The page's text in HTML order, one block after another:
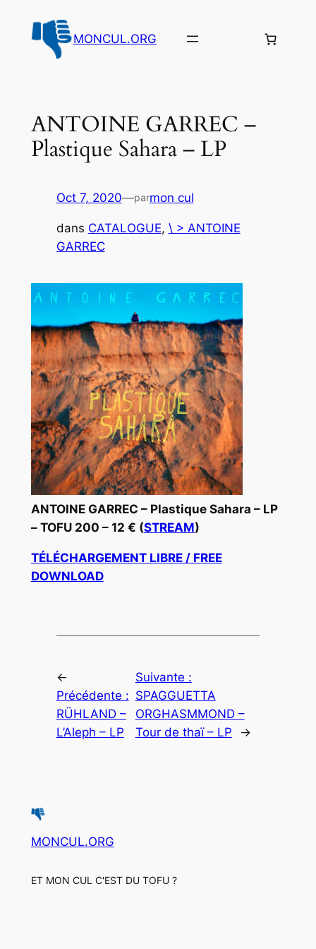
contenu
MONCUL.ORG
ANTOINE GARREC –
Plastique Sahara – LP
Oct 7, 2020—parmon cul
dans CATALOGUE, \ > ANTOINE
GARREC
ANTOINE GARREC – Plastique Sahara – LP
– TOFU 200 – 12 € (STREAM)
TÉLÉCHARGEMENT LIBRE / FREE
DOWNLOAD
←
Précédente :
RÜHLAND –
L’Aleph – LP
Suivante :
SPAGGUETTA
ORGHASMMOND –
Tour de thaï – LP
→
MONCUL.ORG
ET MON CUL C'EST DU TOFU ?